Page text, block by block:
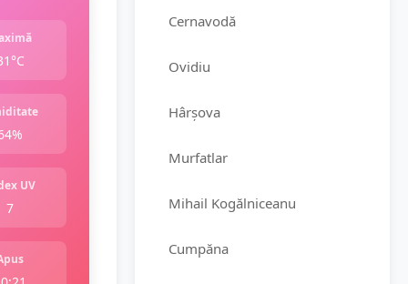
UV
7
Cernavodă
Ovidiu
Hârșova
Murfatlar
Mihail Kogălniceanu
Cumpăna